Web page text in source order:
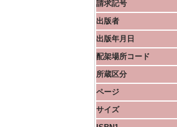
請求記号
出版者
出版年月日
配架場所コード
所蔵区分
ページ
サイズ